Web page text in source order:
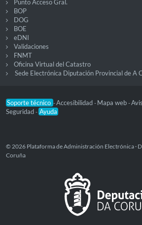
Punto Acceso Gral.
BOP
DOG
BOE
eDNI
Validaciones
FNMT
Oficina Virtual del Catastro
Sede Electrónica Diputación Provincial de A
Soporte técnico -Accesibilidad - Mapa web -
Seguridad - Ayuda
© 2026 Plataforma de Administración Electrónica ·
Coruña